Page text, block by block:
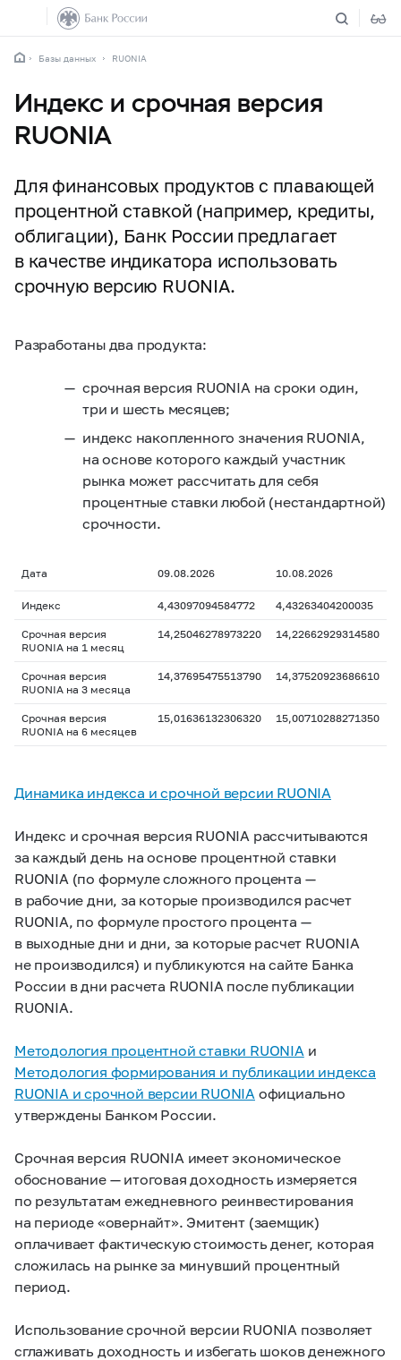
Базы данных RUONIA
Индекс и срочная версия
RUONIA
Для финансовых продуктов с плавающей
процентной ставкой (например, кредиты,
облигации), Банк России предлагает
в качестве индикатора использовать
срочную версию RUONIA.
Разработаны два продукта:
срочная версия RUONIA на сроки один,
три и шесть месяцев;
индекс накопленного значения RUONIA,
на основе которого каждый участник
рынка может рассчитать для себя
процентные ставки любой (нестандартной)
срочности.
Дата 09.08.2026 10.08.2026
Индекс 4,43097094584772 4,43263404200035
Срочная версия
RUONIA на 1 месяц
14,25046278973220 14,22662929314580
Срочная версия
RUONIA на 3 месяца
14,37695475513790 14,37520923686610
Срочная версия
RUONIA на 6 месяцев
15,01636132306320 15,00710288271350
Динамика индекса и срочной версии RUONIA
Индекс и срочная версия RUONIA рассчитываются
за каждый день на основе процентной ставки
RUONIA (по формуле сложного процента —
в рабочие дни, за которые производился расчет
RUONIA, по формуле простого процента —
в выходные дни и дни, за которые расчет RUONIA
не производился) и публикуются на сайте Банка
России в дни расчета RUONIA после публикации
RUONIA.
Методология процентной ставки RUONIA и
Методология формирования и публикации индекса
RUONIA и срочной версии RUONIA официально
утверждены Банком России.
Срочная версия RUONIA имеет экономическое
обоснование — итоговая доходность измеряется
по результатам ежедневного реинвестирования
на периоде «овернайт». Эмитент (заемщик)
оплачивает фактическую стоимость денег, которая
сложилась на рынке за минувший процентный
период.
Использование срочной версии RUONIA позволяет
сглаживать доходность и избегать шоков денежного